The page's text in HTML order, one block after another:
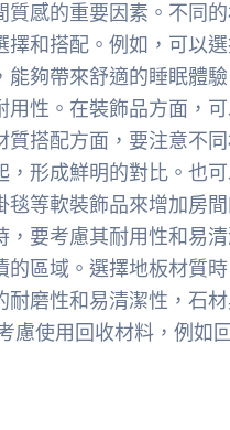
質感的重要因素。不同
擇和搭配。例如，可以
夠帶來舒適的睡眠體
性。在裝飾品方面，
搭配方面，要注意不
形成鮮明的對比。也
等軟裝飾品來增加房
要考慮其耐用性和易
區域。選擇地板材質
磨性和易清潔性，石
慮使用回收材料，例如